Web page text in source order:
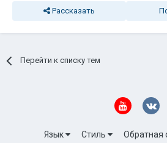
Рассказать
Перейти к списку тем
Язык Стиль Обратная